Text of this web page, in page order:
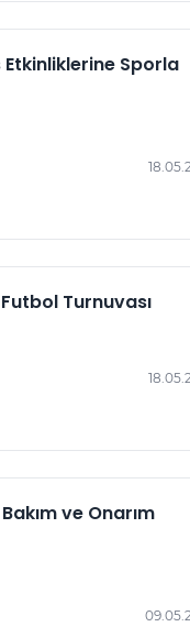
Etkinliklerine Sporla
Turnuvası
ve Onarım